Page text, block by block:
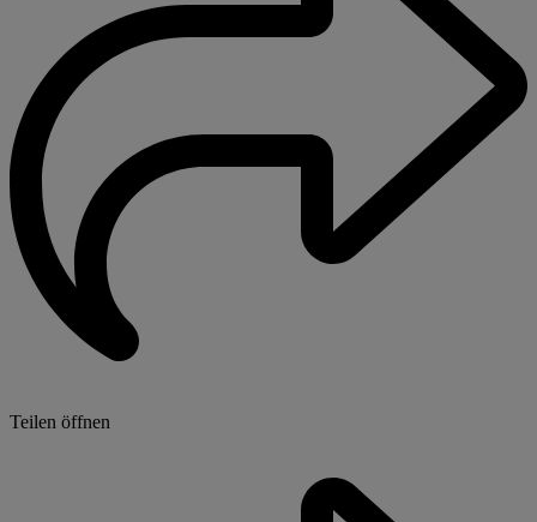
Teilen öffnen